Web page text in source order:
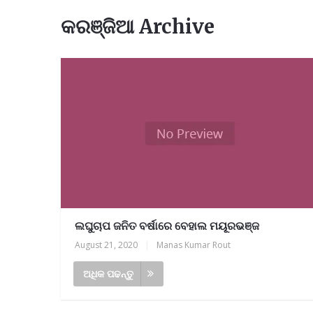
କରଞ୍ଜିଆ Archive
ଲଘୁଚାପ ଜନିତ ବର୍ଷାରେ ବେହାଲ ମୟୂରଭଞ୍ଜ
August 21, 2020 Manas Kumar Rout
ଅଧିକ ପଢନ୍ତୁ